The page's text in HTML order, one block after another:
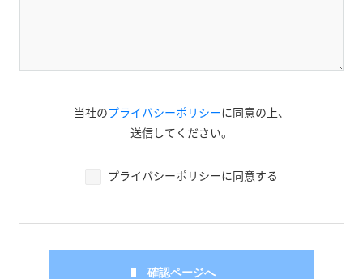
当社のプライバシーポリシーに同意の上、
送信してください。
プライバシーポリシーに同意する